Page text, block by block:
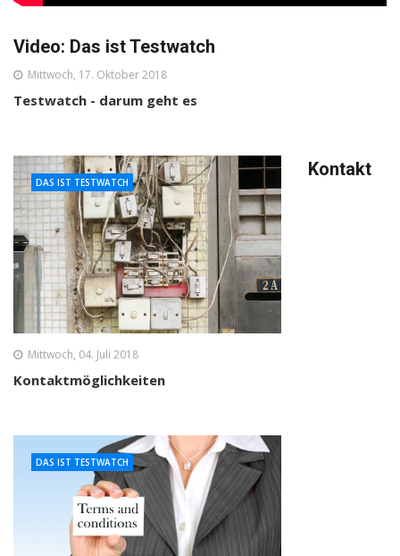
Video: Das ist Testwatch
Mittwoch, 17. Oktober 2018
Testwatch - darum geht es
Kontakt
DAS IST TESTWATCH
Mittwoch, 04. Juli 2018
Kontaktmöglichkeiten
DAS IST TESTWATCH